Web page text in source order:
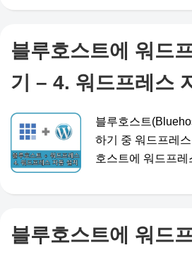
블루호스트에 워드
기 – 4. 워드프레스
블루호스트
하기 중 워드프레
호스트에 워드프레
블루호스트에 워드